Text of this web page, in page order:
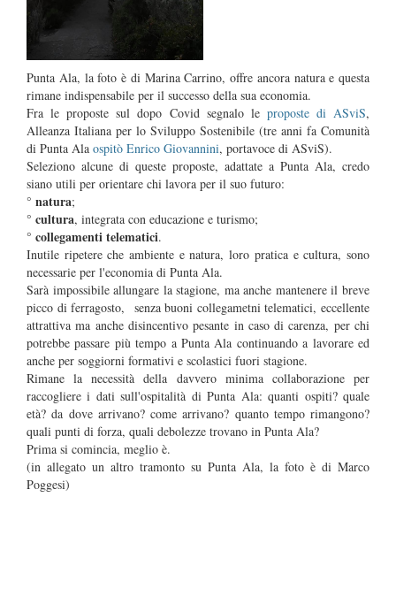
Punta Ala, la foto è di Marina Carrino, offre ancora natura e questa
rimane indispensabile per il successo della sua economia.
Fra le proposte sul dopo Covid segnalo le proposte di ASviS,
Alleanza Italiana per lo Sviluppo Sostenibile (tre anni fa Comunità
di Punta Ala ospitò Enrico Giovannini, portavoce di ASviS).
Seleziono alcune di queste proposte, adattate a Punta Ala, credo
siano utili per orientare chi lavora per il suo futuro:
° natura;
° cultura, integrata con educazione e turismo;
° collegamenti telematici.
Inutile ripetere che ambiente e natura, loro pratica e cultura, sono
necessarie per l'economia di Punta Ala.
Sarà impossibile allungare la stagione, ma anche mantenere il breve
picco di ferragosto, senza buoni collegametni telematici, eccellente
attrattiva ma anche disincentivo pesante in caso di carenza, per chi
potrebbe passare più tempo a Punta Ala continuando a lavorare ed
anche per soggiorni formativi e scolastici fuori stagione.
Rimane la necessità della davvero minima collaborazione per
raccogliere i dati sull'ospitalità di Punta Ala: quanti ospiti? quale
età? da dove arrivano? come arrivano? quanto tempo rimangono?
quali punti di forza, quali debolezze trovano in Punta Ala?
Prima si comincia, meglio è.
(in allegato un altro tramonto su Punta Ala, la foto è di Marco
Poggesi)